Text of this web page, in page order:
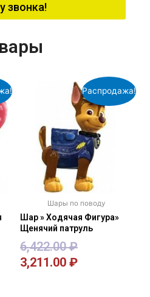
звонка!
Распродажа!
Шары по поводу
Шар » Ходячая Фигура»
Щенячий патруль
6,422.00₽
3,211.00 ₽